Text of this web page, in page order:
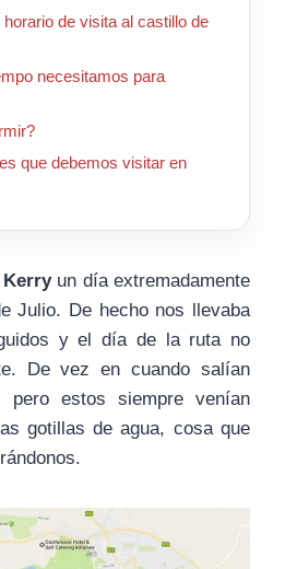
de visita al castillo de
necesitamos para
que debemos visitar en
un día extremadamente
Julio. De hecho nos llevaba
y el día de la ruta no
De vez en cuando salían
estos siempre venían
gotillas de agua, cosa que